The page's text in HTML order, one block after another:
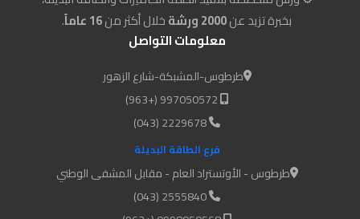
بخبرة تزيد عن2000 ورشة خلال أكثر من16 عاماً
.
معلومات التواصل
طرطوس-المشبكة-شارع الزهور
2229678 (043)
فرع الطاقة البديلة
طرطوس - الأوتستراد العام - مقابل المشفى الوطني
2555840 (043)